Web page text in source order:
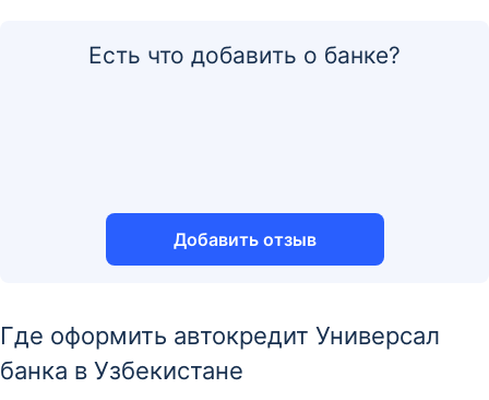
Есть что добавить о банке?
Добавить отзыв
Где оформить автокредит Универсал
банка в Узбекистане